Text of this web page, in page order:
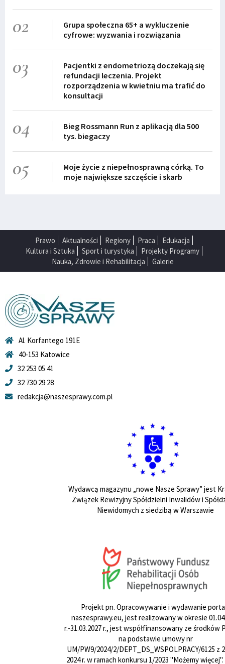
02
Grupa społeczna 65+ a wykluczenie
cyfrowe: wyzwania i rozwiązania
03
Pacjentki z endometriozą doczekają się
refundacji leczenia. Projekt
rozporządzenia w kwietniu ma trafić do
konsultacji
04
Bieg Rossmann Run z aplikacją dla 500
tys. biegaczy
05
Moje życie z niepełnosprawną córką. To
moje największe szczęście i skarb
Prawo Aktualności Regiony Praca
Edukacja
Kultura i Sztuka
Sport i turystyka
Projekty Programy
Nauka, Zdrowie i Rehabilitacja
Galerie
Al. Korfantego 191E
40-153 Katowice
32 253 05 41
32 730 29 28
redakcja@naszesprawy.com.pl
Wydawcą magazynu „nowe Nasze Sprawy” jest
Związek Rewizyjny Spółdzielni Inwalidów i
Niewidomych z siedzibą w Warszawie
Projekt pn. Opracowywanie i wydawanie
naszesprawy.eu, jest realizowany w okresie
r.-31.03.2027 r., jest współfinansowany ze środków
na podstawie umowy nr
UM/PW9/2024/2/DEPT_DS_WSPOLPRACY/6125 z
2024 r. w ramach konkursu 1/2023 "Możemy więcej".